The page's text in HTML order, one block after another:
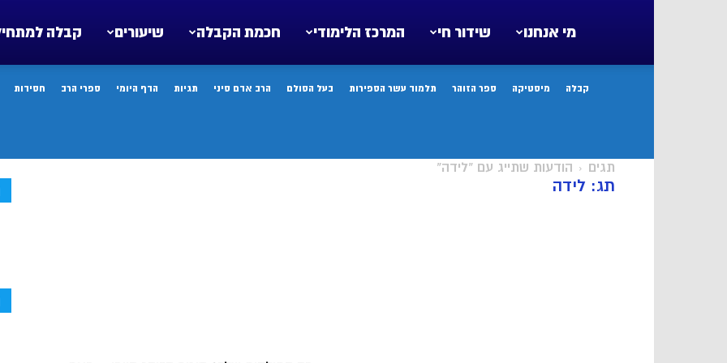
קבלה שיעורים חכמת הקבלה המרכז הלימודי שידור חי מי אנחנו
קבלה מיסטיקה ספר הזוהר תלמוד עשר הספירות בעל הסולם הרב אדם סיני תגיות הדף היומי ספרי הרב חסידות
תגים הודעות שתייג עם "לידה"
תג: לידה